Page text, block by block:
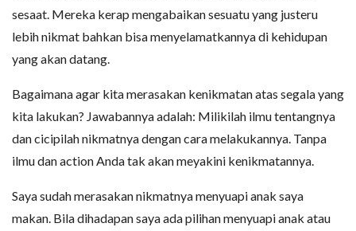
sesaat. Mereka kerap mengabaikan sesuatu yang justeru
lebih nikmat bahkan bisa menyelamatkannya di kehidupan
yang akan datang.
Bagaimana agar kita merasakan kenikmatan atas segala yang
kita lakukan? Jawabannya adalah: Milikilah ilmu tentangnya
dan cicipilah nikmatnya dengan cara melakukannya. Tanpa
ilmu dan action Anda tak akan meyakini kenikmatannya.
Saya sudah merasakan nikmatnya menyuapi anak saya
makan. Bila dihadapan saya ada pilihan menyuapi anak atau